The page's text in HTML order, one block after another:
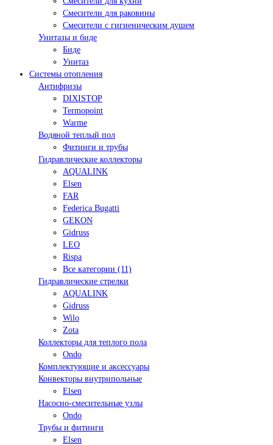
Смесители для раковины
Смесители с гигиеническим душем
Унитазы и биде
Биде
Унитаз
Системы отопления
Антифризы
DIXISTOP
Termopoint
Warme
Водяной теплый пол
Фитинги и трубы
Гидравлические коллекторы
AQUALINK
Elsen
FAR
Federica Bugatti
GEKON
Gidruss
LEO
Rispa
Все категории (11)
Гидравлические стрелки
AQUALINK
Gidruss
Wilo
Zota
Коллекторы для теплого пола
Ondo
Комплектующие и аксессуары
Конвекторы внутрипольные
Elsen
Насосно-смесительные узлы
Ondo
Трубы и фитинги
Elsen